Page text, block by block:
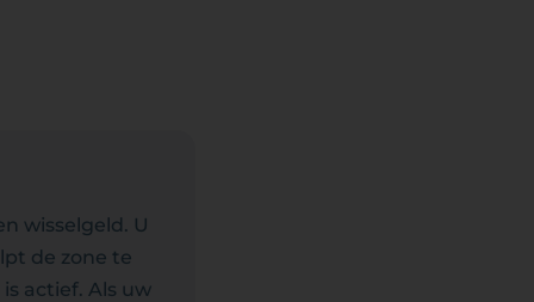
wisselgeld. U
de zone te
actief. Als uw